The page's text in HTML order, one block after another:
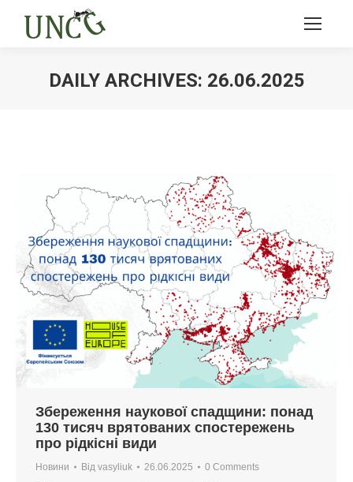
DAILY ARCHIVES: 26.06.2025
Збереження наукової спадщини: понад
130 тисяч врятованих спостережень
про рідкісні види
Новини Від vasyliuk 26.06.2025 0 Comments